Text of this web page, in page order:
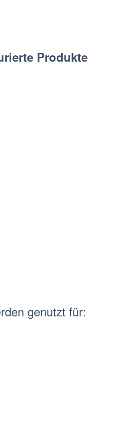
Produkte
genutzt für: